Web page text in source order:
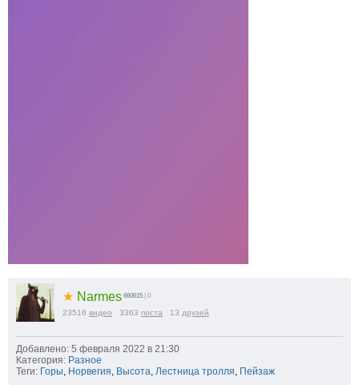
★ Narmes 660615 | 0
23516 видео 3363 поста 13 друзей
Добавлено: 5 февраля 2022 в 21:30
Категория: Разное
Теги: Горы Норвегия Высота Лестница тролля Пейзаж